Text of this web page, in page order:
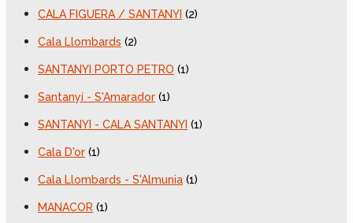
CALA FIGUERA / SANTANYI (2)
Cala Llombards (2)
SANTANYI PORTO PETRO (1)
Santanyí - S'Amarador (1)
SANTANYI - CALA SANTANYI (1)
Cala D'or (1)
Cala Llombards - S'Almunia (1)
MANACOR (1)